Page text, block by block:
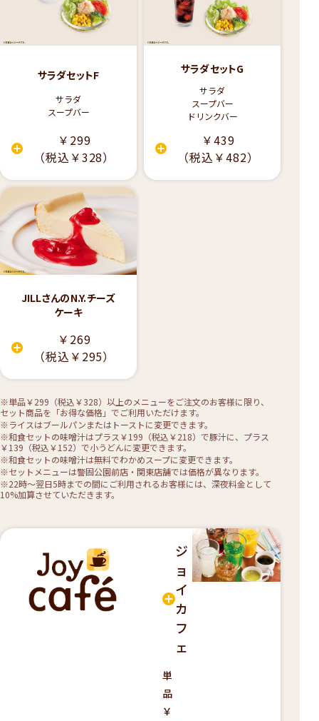
サラダセットF
サラダ
スープバー
￥299
（税込￥328）
サラダセットG
サラダ
スープバー
ドリンクバー
￥439
（税込￥482）
JILLさんのN.Y.チーズ
ケーキ
￥269
（税込￥295）
※単品￥299（税込￥328）以上のメニューをご注文のお客様に限り、
セット商品を「お得な価格」でご利用いただけます。
※ライスはブールパンまたはトーストに変更できます。
※和食セットの味噌汁はプラス￥199（税込￥218）で豚汁に、プラス
￥139（税込￥152）で小うどんに変更できます。
※和食セットの味噌汁は無料でわかめスープに変更できます。
※セットメニューは警固公園前店・関東店舗では価格が異なります。
※22時〜翌日5時までの間にご利用されるお客様には、深夜料金として
10%加算させていただきます。
ジ
ョ
イ
カ
フ
ェ
単
品
￥